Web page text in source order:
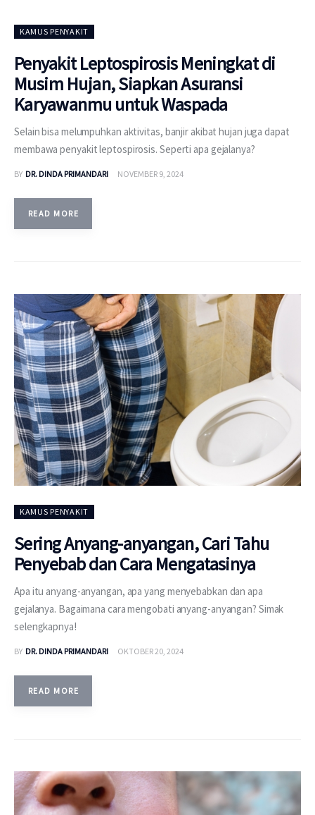
KAMUS PENYAKIT
Penyakit Leptospirosis Meningkat di
Musim Hujan, Siapkan Asuransi
Karyawanmu untuk Waspada
Selain bisa melumpuhkan aktivitas, banjir akibat hujan juga dapat
membawa penyakit leptospirosis. Seperti apa gejalanya?
BY DR. DINDA PRIMANDARI NOVEMBER 9, 2024
READ MORE
KAMUS PENYAKIT
Sering Anyang-anyangan, Cari Tahu
Penyebab dan Cara Mengatasinya
Apa itu anyang-anyangan, apa yang menyebabkan dan apa
gejalanya. Bagaimana cara mengobati anyang-anyangan? Simak
selengkapnya!
BY DR. DINDA PRIMANDARI OKTOBER 20, 2024
READ MORE